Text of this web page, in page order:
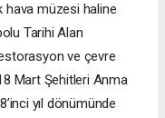
hava müzesi haline
Tarihi Alan
restorasyon ve çevre
Mart Şehitleri Anma
yıl dönümünde